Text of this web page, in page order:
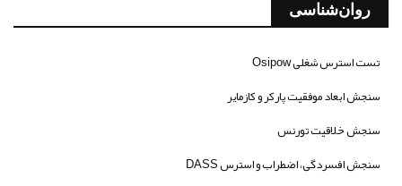
روان‌شناسی
تست استرس شغلی Osipow
سنجش ابعاد موفقیت پارکر و کازمایر
سنجش خلاقیت تورنس
سنجش افسردگی، اضطراب و استرس DASS